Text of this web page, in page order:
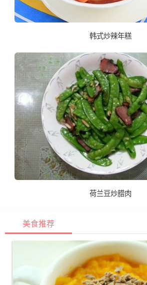
韩式炒辣年糕
荷兰豆炒腊肉
美食推荐